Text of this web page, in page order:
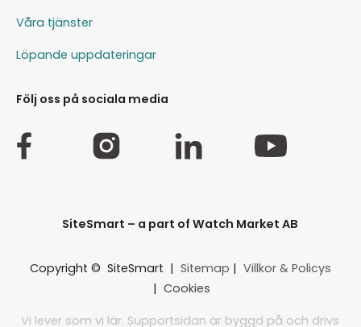
Våra tjänster
Löpande uppdateringar
Följ oss på sociala media
SiteSmart – a part of Watch Market AB
Copyright © SiteSmart | Sitemap | Villkor & Policys
|Cookies
Vi lever som vi lär. Supportsidan är byggd på och drivs